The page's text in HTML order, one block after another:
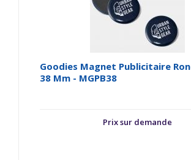
Goodies Magnet Publicitaire
38 Mm - MGPB38
Prix sur demande